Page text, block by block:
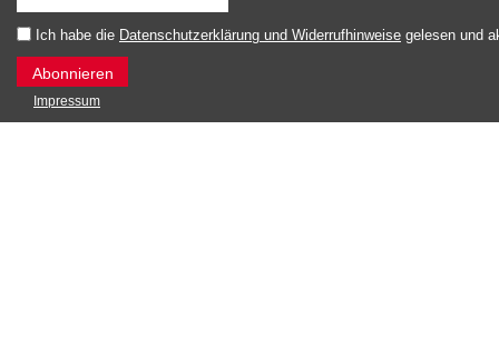
Ich habe die Datenschutzerklärung und Widerrufhinweise gelesen und
Impressum